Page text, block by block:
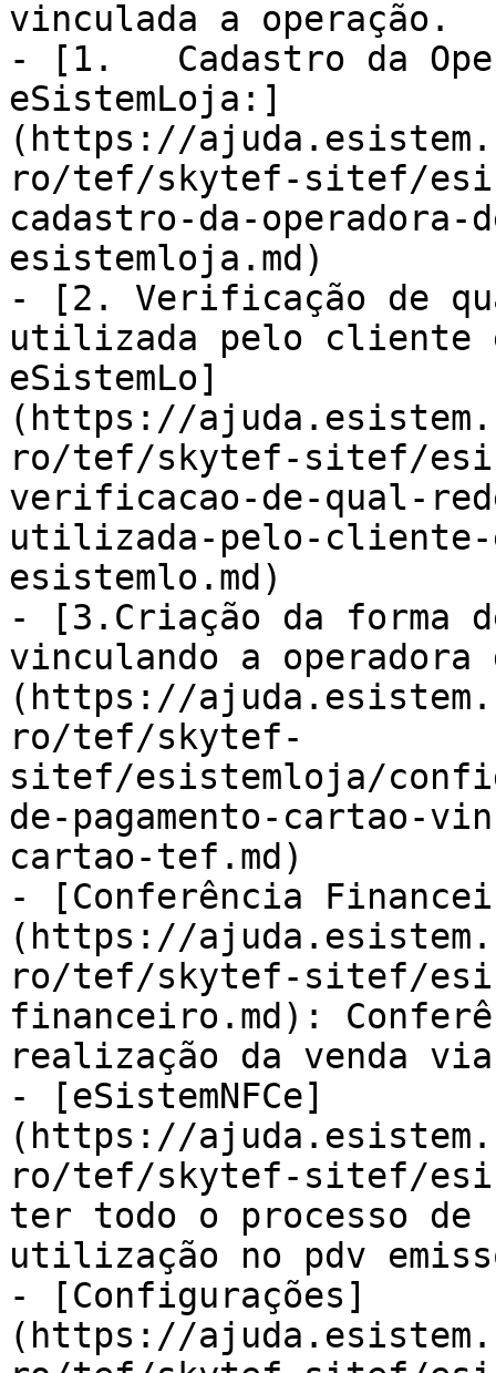
vinculada a operação.
- [1.	Cadastro da Operadora de Cartão TEF no
eSistemLoja:]
(https://
ro/tef/skytef-sitef/
cadastro-da-
esistemloja.md)
- [2. Verificação de
utilizada pelo cliente
eSistemLo]
(https://
ro/tef/skytef-sitef/
verificacao-de-qual-
utilizada-pelo-cliente-
esistemlo.md)
- [3.Criação da forma
vinculando a operadora
(https://
ro/tef/skytef-
sitef/esistemloja/
de-pagamento-cartao-
cartao-tef.md)
- [Conferência
(https://
ro/tef/skytef-sitef/
financeiro.md):
realização da venda via
- [eSistemNFCe]
(https://
ro/tef/skytef-sitef/
ter todo o processo de
utilização no pdv
- [Configurações]
(https://